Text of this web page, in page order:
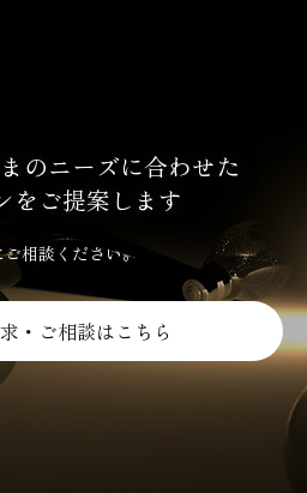
のニーズに合わせた
をご提案します
相談ください。
・ご相談はこちら